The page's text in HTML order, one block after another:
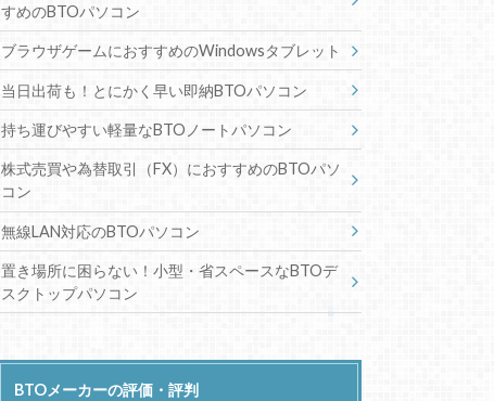
すめのBTOパソコン
ブラウザゲームにおすすめのWindowsタブレット
当日出荷も！とにかく早い即納BTOパソコン
持ち運びやすい軽量なBTOノートパソコン
株式売買や為替取引（FX）におすすめのBTOパソ
コン
無線LAN対応のBTOパソコン
置き場所に困らない！小型・省スペースなBTOデ
スクトップパソコン
BTOメーカーの評価・評判